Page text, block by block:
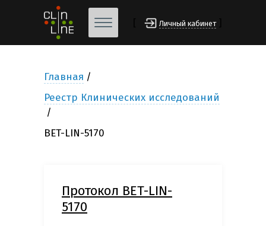
Личный кабинет
Главная
Реестр Клинических исследований
BET-LIN-5170
Протокол BET-LIN-
5170